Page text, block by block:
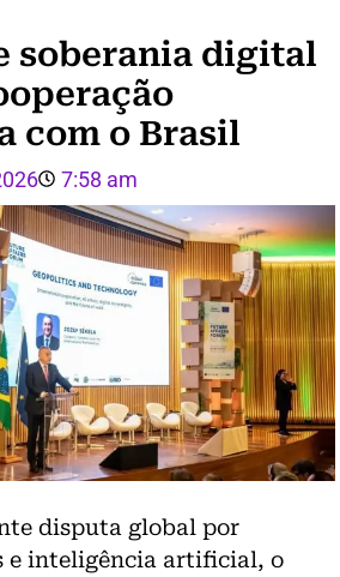
soberania digital
com o Brasil
7:58 am
disputa global por
e inteligência artificial, o